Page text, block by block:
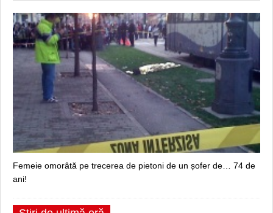
Femeie omorâtă pe trecerea de pietoni de un șofer de… 74 de
ani!